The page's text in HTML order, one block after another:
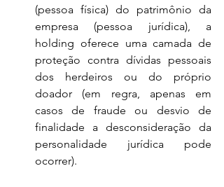
(pessoa física) do patrimônio da
empresa (pessoa jurídica), a
holding oferece uma camada de
proteção contra dívidas pessoais
dos herdeiros ou do próprio
doador (em regra, apenas em
casos de fraude ou desvio de
finalidade a desconsideração da
personalidade jurídica pode
ocorrer).